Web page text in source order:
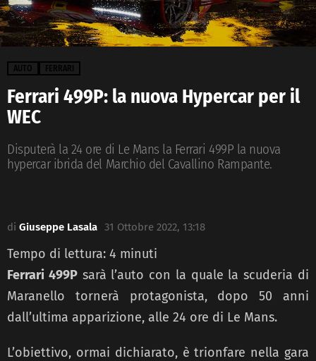
AUTO FERRARI
Ferrari 499P: la nuova Hypercar per il
WEC
Disputerà la 24 ore di Le Mans la Ferrari 499P la nuova
hypercar ibrida del Marchio del Cavallino Rampante.
di Giuseppe Lasala 31 Ottobre 2022, 13:18
Tempo di lettura: 4 minuti
Ferrari 499Psarà l’auto con la quale la scuderia di
Maranello tornerà protagonista, dopo 50 anni
dall’ultima apparizione, alle 24 ore di Le Mans.
L’obiettivo, ormai dichiarato, è trionfare nella gara